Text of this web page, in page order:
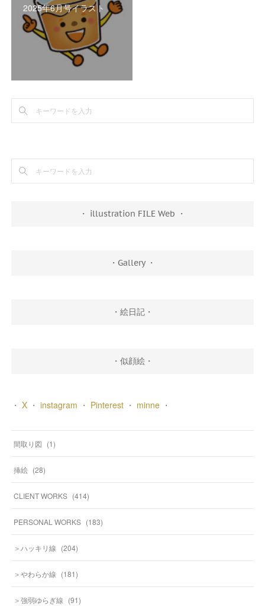
2025年6月号イラスト
・ illustration FILE Web ・
・Gallery ・
・絵日記・
・似顔絵・
・ X・ instagram ・ Pinterest・ minne・
間取り図 (1)
挿絵 (28)
CLIENT WORKS (414)
PERSONAL WORKS (183)
＞ハッキリ線 (204)
＞やわらか線 (181)
＞強弱ゆらぎ線 (91)